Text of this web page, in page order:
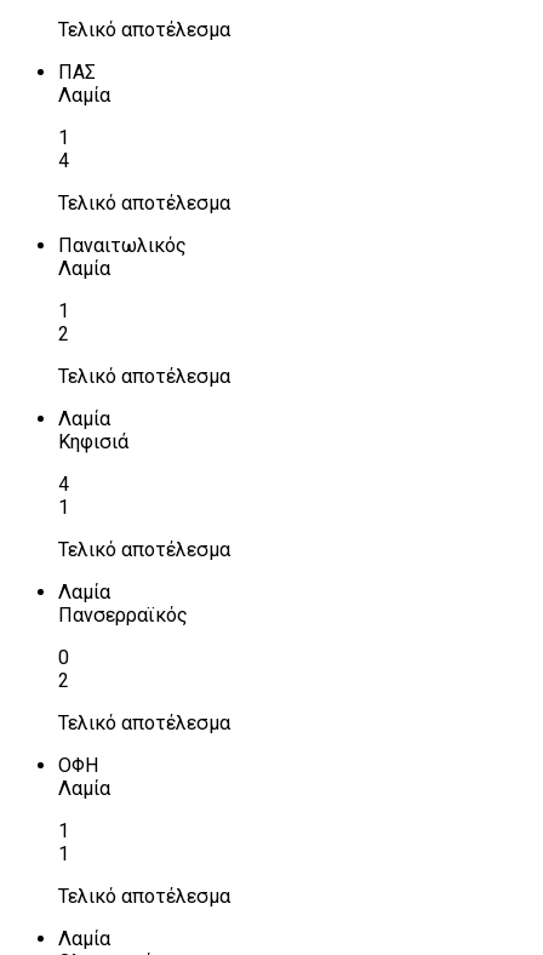
Τελικό αποτέλεσμα
ΠΑΣ
Λαμία
1
4
Τελικό αποτέλεσμα
Παναιτωλικός
Λαμία
1
2
Τελικό αποτέλεσμα
Λαμία
Κηφισιά
4
1
Τελικό αποτέλεσμα
Λαμία
Πανσερραϊκός
0
2
Τελικό αποτέλεσμα
ΟΦΗ
Λαμία
1
1
Τελικό αποτέλεσμα
Λαμία